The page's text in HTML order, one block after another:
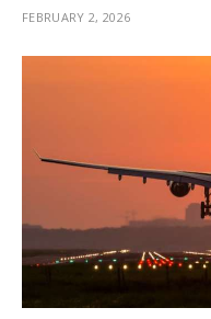
FEBRUARY 2, 2026